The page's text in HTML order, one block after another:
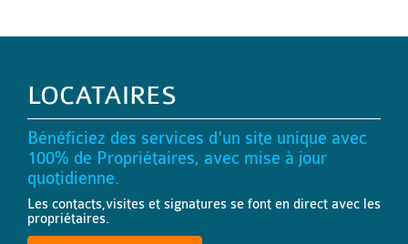
LOCATAIRES
Bénéficiez des services d'un site unique avec
100% de Propriétaires, avec mise à jour
quotidienne.
Les contacts,visites et signatures se font en direct avec les
propriétaires.